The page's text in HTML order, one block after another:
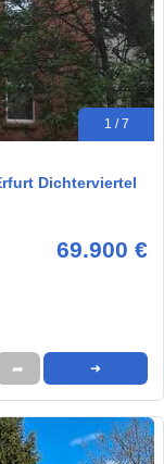
1 / 7
Dichterviertel
69.900 €
➦ ➜